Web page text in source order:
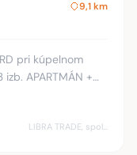
9,1 km
pri kúpelnom
APARTMÁN +
Rodinný dom je
LIBRA TRADE, spol.s.r.o.